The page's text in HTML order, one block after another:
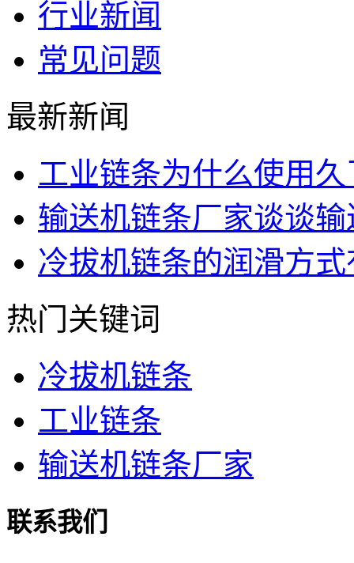
行业新闻
常见问题
最新新闻
工业链条为什么使用
输送机链条厂家谈谈
冷拔机链条的润滑方
热门关键词
冷拔机链条
工业链条
输送机链条厂家
联系我们